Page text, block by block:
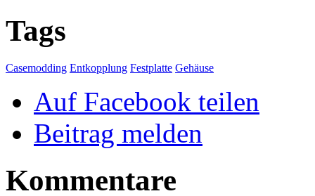
Tags
Casemodding Entkopplung Festplatte Gehäuse
Auf Facebook teilen
Beitrag melden
Kommentare